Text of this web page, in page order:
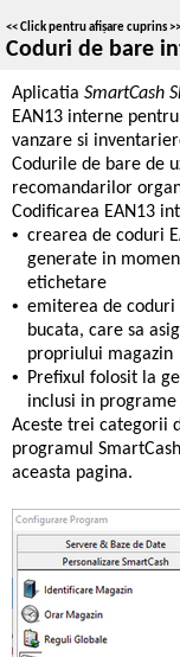
<<Click pentru afișare cuprins >>
Coduri de bare
Aplicatia SmartCash
EAN13 interne
vanzare si
Codurile de bare de
recomandarilor
Codificarea EAN13
• crearea de coduri
generate in
etichetare
• emiterea de coduri
bucata, care sa
propriului
•
Prefixul folosit la
inclusi in
Aceste trei categorii
programul
aceasta pagina.